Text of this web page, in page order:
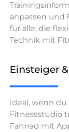
anpassen und
für alle, die
Technik mit
Einsteiger
Ideal, wenn
Fitnessstudio
Fahrrad mit